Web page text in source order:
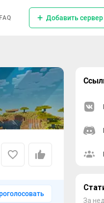
FAQ Добавить сервер